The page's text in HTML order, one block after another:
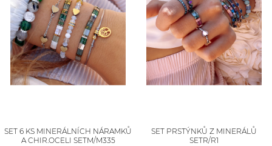
SET 6 KS MINERÁLNÍCH NÁRAMKŮ
A CHIR.OCELI SETM/M335
SET PRSTÝNKŮ Z MINERÁLŮ
SETR/R1